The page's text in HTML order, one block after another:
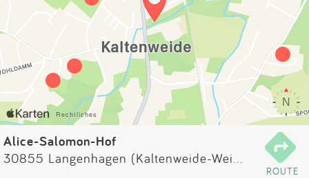
Partner
Kontakt
Impressum
Anmelden
Alice-Salomon-Hof
30855 Langenhagen (Kaltenweide-Weiherfeld)
ROUTE